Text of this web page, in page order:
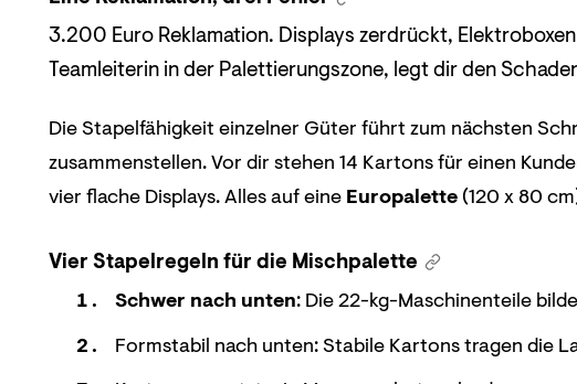
3.200 Euro Reklamation. Displays zerdrückt,
Teamleiterin in der Palettierungszone, legt dir den
Die Stapelfähigkeit einzelner Güter führt zum nächsten
zusammenstellen. Vor dir stehen 14 Kartons für einen
vier flache Displays. Alles auf eine Europalette (120 x 80
Vier Stapelregeln für die Mischpalette
Schwer nach unten: Die 22-kg-Maschinenteile
Formstabil nach unten: Stabile Kartons tragen die